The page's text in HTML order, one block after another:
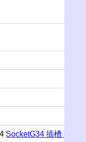
SocketG34 插槽 接口